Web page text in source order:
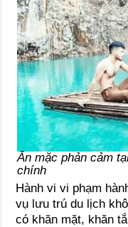
Ăn mặc phản cảm
chính
Hành vi vi phạm
vụ lưu trú du lịch
có khăn mặt, khăn